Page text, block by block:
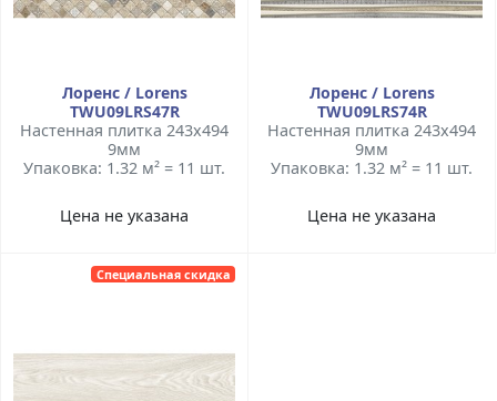
Лоренс / Lorens
TWU09LRS47R
Настенная плитка 243x494
9мм
Упаковка: 1.32 м² = 11 шт.
Цена не указана
Лоренс / Lorens
TWU09LRS74R
Настенная плитка 243x494
9мм
Упаковка: 1.32 м² = 11 шт.
Цена не указана
Специальная скидка